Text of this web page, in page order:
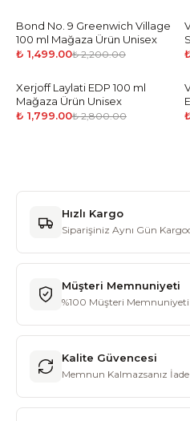
-32 %
Bond No. 9 Greenwich Village
100 ml Mağaza Ürün Unisex
₺ 1,499.00₺ 2,200.00
-36%
Xerjoff Laylati EDP 100 ml
Mağaza Ürün Unisex
₺ 1,799.00₺ 2,800.00
Hızlı Kargo
Siparişiniz Aynı Gün
Müşteri Memnuniyeti
%100 Müşteri Memnuniyeti
Kalite Güvencesi
Memnun Kalmazsanız